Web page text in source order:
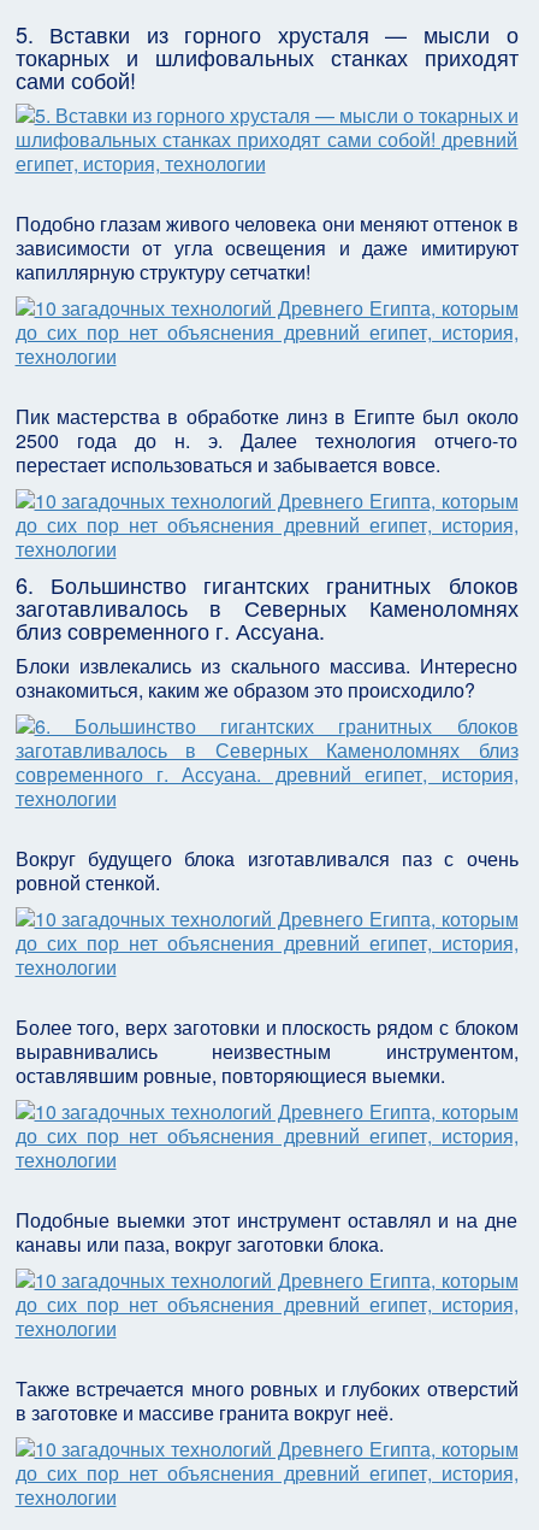
5. Вставки из горного хрусталя — мысли о
токарных и шлифовальных станках приходят
сами собой!
Подобно глазам живого человека они меняют оттенок в
зависимости от угла освещения и даже имитируют
капиллярную структуру сетчатки!
Пик мастерства в обработке линз в Египте был около
2500 года до н. э. Далее технология отчего-то
перестает использоваться и забывается вовсе.
6. Большинство гигантских гранитных блоков
заготавливалось в Северных Каменоломнях
близ современного г. Ассуана.
Блоки извлекались из скального массива. Интересно
ознакомиться, каким же образом это происходило?
Вокруг будущего блока изготавливался паз с очень
ровной стенкой.
Более того, верх заготовки и плоскость рядом с блоком
выравнивались неизвестным инструментом,
оставлявшим ровные, повторяющиеся выемки.
Подобные выемки этот инструмент оставлял и на дне
канавы или паза, вокруг заготовки блока.
Также встречается много ровных и глубоких отверстий
в заготовке и массиве гранита вокруг неё.